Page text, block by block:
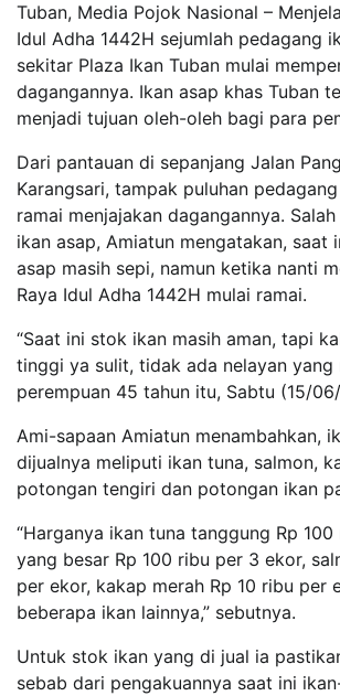
Tuban, Media Pojok Nasional –
Idul Adha 1442H sejumlah pedagang
sekitar Plaza Ikan Tuban mulai
dagangannya. Ikan asap khas Tuban
menjadi tujuan oleh-oleh bagi para
Dari pantauan di sepanjang Jalan
Karangsari, tampak puluhan
ramai menjajakan dagangannya.
ikan asap, Amiatun mengatakan, saat
asap masih sepi, namun ketika nanti
Raya Idul Adha 1442H mulai ramai.
“Saat ini stok ikan masih aman, tapi
tinggi ya sulit, tidak ada nelayan yang
perempuan 45 tahun itu, Sabtu (15/
Ami-sapaan Amiatun menambahkan,
dijualnya meliputi ikan tuna, salmon,
potongan tengiri dan potongan ikan
“Harganya ikan tuna tanggung Rp
yang besar Rp 100 ribu per 3 ekor,
per ekor, kakap merah Rp 10 ribu per
beberapa ikan lainnya,” sebutnya.
Untuk stok ikan yang di jual ia
sebab dari pengakuannya saat ini